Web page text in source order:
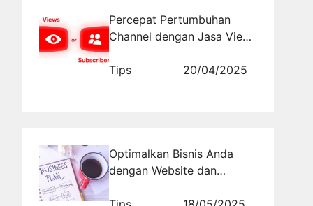
Percepat Pertumbuhan
Channel dengan Jasa View
Tips
20/04/2025
Optimalkan Bisnis Anda
dengan Website dan